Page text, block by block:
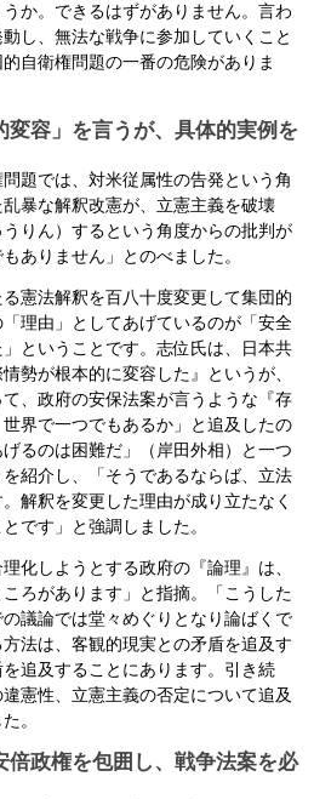
か。できるはずがありません。言わ
し、無法な戦争に参加していくこと
自衛権問題の一番の危険がありま
変容」を言うが、具体的実例を
題では、対米従属性の告発という角
暴な解釈改憲が、立憲主義を破壊
りん）するという角度からの批判が
ありません」とのべました。
憲法解釈を百八十度変更して集団的
理由」としてあげているのが「安全
ということです。志位氏は、日本共
勢が根本的に変容した』というが、
、政府の安保法案が言うような『存
界で一つでもあるか」と追及したの
るのは困難だ」（岸田外相）と一つ
紹介し、「そうであるならば、立法
解釈を変更した理由が成り立たなく
です」と強調しました。
化しようとする政府の『論理』は、
ろがあります」と指摘。「こうした
議論では堂々めぐりとなり論ばくで
法は、客観的現実との矛盾を追及す
追及することにあります。引き続
憲性、立憲主義の否定について追及
。
倍政権を包囲し、戦争法案を必